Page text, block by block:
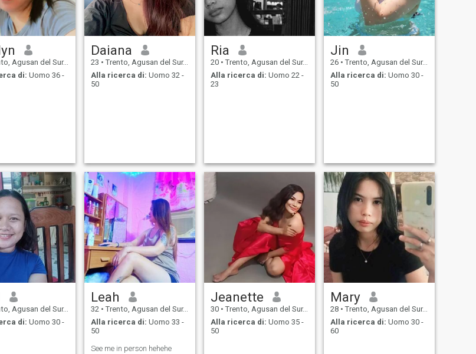
Agusan del Sur, Filippine
di: Uomo 36 -
Daiana
23 • Trento, Agusan del Sur, Filippine
Alla ricerca di: Uomo 32 -
50
Ria
20 • Trento, Agusan del Sur, Filippine
Alla ricerca di: Uomo 22 -
23
Jin
26 • Trento, Agusan del Sur, Filippine
Alla ricerca di: Uomo 30 -
50
Agusan del Sur, Filippine
di: Uomo 30 -
Leah
32 • Trento, Agusan del Sur, Filippine
Alla ricerca di: Uomo 33 -
50
See me in person hehehe
Jeanette
30 • Trento, Agusan del Sur, Filippine
Alla ricerca di: Uomo 35 -
50
Mary
28 • Trento, Agusan del Sur, Filippine
Alla ricerca di: Uomo 30 -
60